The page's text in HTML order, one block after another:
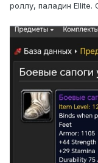
роллу, паладин Ellite.